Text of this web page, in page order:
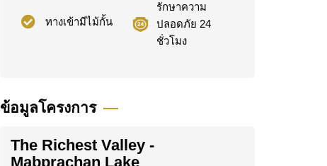
ทางเข้ามีไม้กั้น
รักษาความ
ปลอดภัย 24
ชั่วโมง
ข้อมูลโครงการ
The Richest Valley -
Mabprachan Lake